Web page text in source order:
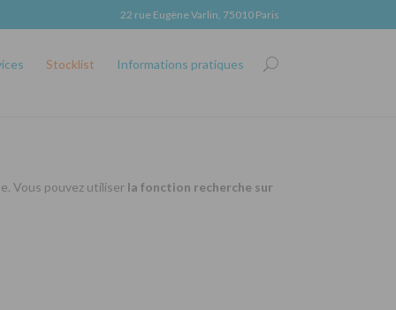
22 rue Eugène Varlin, 75010 Paris
Stocklist Informations pratiques
Vous pouvez utiliser la fonction recherche sur